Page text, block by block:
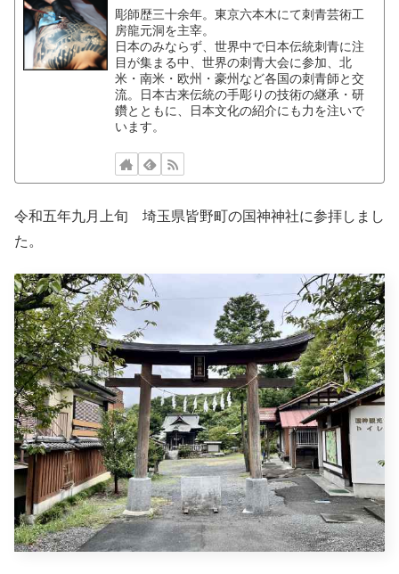
彫師歴三十余年。東京六本木にて刺青芸術工
房龍元洞を主宰。
日本のみならず、世界中で日本伝統刺青に注
目が集まる中、世界の刺青大会に参加、北
米・南米・欧州・豪州など各国の刺青師と交
流。日本古来伝統の手彫りの技術の継承・研
鑽とともに、日本文化の紹介にも力を注いで
います。
令和五年九月上旬 埼玉県皆野町の国神神社に参拝しまし
た。